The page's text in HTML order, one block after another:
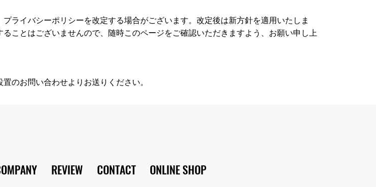
ライバシーポリシーを改定する場合がございます。改定後は新方針を適用いたしま
ことはございませんので、随時このページをご確認いただきますよう、お願い申し上
置のお問い合わせよりお送りください。
REVIEW CONTACT ONLINE SHOP